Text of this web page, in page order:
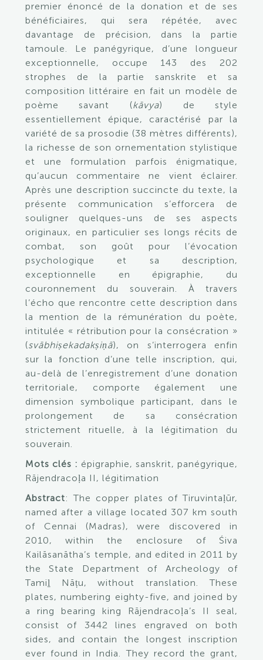
premier énoncé de la donation et de ses
bénéficiaires, qui sera répétée, avec
davantage de précision, dans la partie
tamoule. Le panégyrique, d’une longueur
exceptionnelle, occupe 143 des 202
strophes de la partie sanskrite et sa
composition littéraire en fait un modèle de
poème savant (kāvya) de style
essentiellement épique, caractérisé par la
variété de sa prosodie (38 mètres différents),
la richesse de son ornementation stylistique
et une formulation parfois énigmatique,
qu’aucun commentaire ne vient éclairer.
Après une description succincte du texte, la
présente communication s’efforcera de
souligner quelques-uns de ses aspects
originaux, en particulier ses longs récits de
combat, son goût pour l’évocation
psychologique et sa description,
exceptionnelle en épigraphie, du
couronnement du souverain. À travers
l’écho que rencontre cette description dans
la mention de la rémunération du poète,
intitulée « rétribution pour la consécration »
(svābhiṣekadakṣiṇā), on s’interrogera enfin
sur la fonction d’une telle inscription, qui,
au-delà de l’enregistrement d’une donation
territoriale, comporte également une
dimension symbolique participant, dans le
prolongement de sa consécration
strictement rituelle, à la légitimation du
souverain.
Mots clés : épigraphie, sanskrit, panégyrique,
Rājendracoḷa II, légitimation
Abstract: The copper plates of Tiruvintaḷūr,
named after a village located 307 km south
of Cennai (Madras), were discovered in
2010, within the enclosure of Śiva
Kailāsanātha’s temple, and edited in 2011 by
the State Department of Archeology of
Tamiḻ Nāṭu, without translation. These
plates, numbering eighty-five, and joined by
a ring bearing king Rājendracoḷa’s II seal,
consist of 3442 lines engraved on both
sides, and contain the longest inscription
ever found in India. They record the grant,